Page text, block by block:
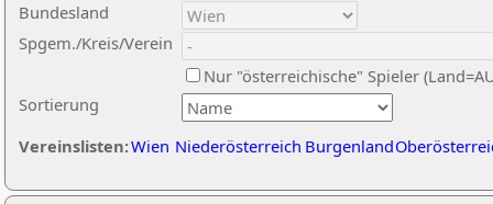
Sortierung
Bundesland
Spgem./Kreis/Verein
Nur "österreichische" Spieler
Vereinslisten:Wien Niederösterreich Burgenland